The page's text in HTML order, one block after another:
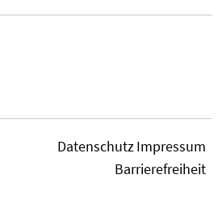
DatenschutzImpressum
Barrierefreiheit